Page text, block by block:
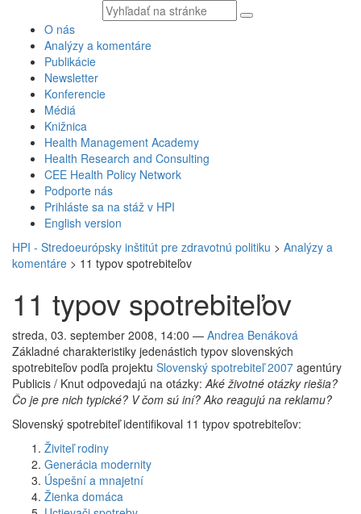
Vyhľadávaný
text
O nás
Analýzy a komentáre
Publikácie
Newsletter
Konferencie
Médiá
Knižnica
Health Management Academy
Health Research and Consulting
CEE Health Policy Network
Podporte nás
Prihláste sa na stáž v HPI
English version
HPI - Stredoeurópsky inštitút pre zdravotnú politiku > Analýzy a
komentáre > 11 typov spotrebiteľov
11 typov spotrebiteľov
streda, 03. september 2008, 14:00 — Andrea Benáková
Základné charakteristiky jedenástich typov slovenských
spotrebiteľov podľa projektu Slovenský spotrebiteľ 2007 agentúry
Publicis / Knut odpovedajú na otázky:Aké životné otázky riešia?
Čo je pre nich typické? V čom sú iní? Ako reagujú na reklamu?
Slovenský spotrebiteľ identifikoval 11 typov spotrebiteľov:
Živiteľ rodiny
Generácia modernity
Úspešní a mnajetní
Žienka domáca